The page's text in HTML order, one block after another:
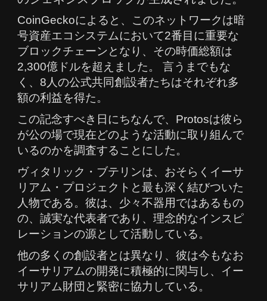
CoinGeckoによると、このネットワークは暗
号資産エコシステムにおいて2番目に重要な
ブロックチェーンとなり、その時価総額は
2,300億ドルを超えました。 言うまでもな
く、8人の公式共同創設者たちはそれぞれ多
額の利益を得た。
この記念すべき日にちなんで、Protosは彼ら
が公の場で現在どのような活動に取り組んで
いるのかを調査することにした。
ヴィタリック・ブテリンは、おそらくイーサ
リアム・プロジェクトと最も深く結びついた
人物である。彼は、少々不器用ではあるもの
の、誠実な代表者であり、理念的なインスピ
レーションの源として活動している。
他の多くの創設者とは異なり、彼は今もなお
イーサリアムの開発に積極的に関与し、イー
サリアム財団と緊密に協力している。